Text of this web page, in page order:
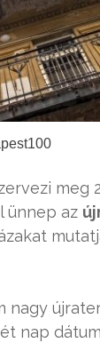
meg
ünnep az
nagy
nap